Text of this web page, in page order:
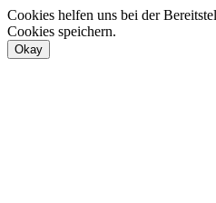
Cookies helfen uns bei der
Cookies speichern.